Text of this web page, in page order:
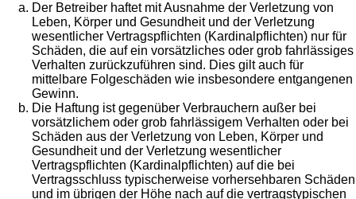
Der Betreiber haftet mit Ausnahme der Verletzung von
Leben, Körper und Gesundheit und der Verletzung
wesentlicher Vertragspflichten (Kardinalpflichten) nur für
Schäden, die auf ein vorsätzliches oder grob fahrlässiges
Verhalten zurückzuführen sind. Dies gilt auch für
mittelbare Folgeschäden wie insbesondere entgangenen
Gewinn.
Die Haftung ist gegenüber Verbrauchern außer bei
vorsätzlichem oder grob fahrlässigem Verhalten oder bei
Schäden aus der Verletzung von Leben, Körper und
Gesundheit und der Verletzung wesentlicher
Vertragspflichten (Kardinalpflichten) auf die bei
Vertragsschluss typischerweise vorhersehbaren Schäden
und im übrigen der Höhe nach auf die vertragstypischen